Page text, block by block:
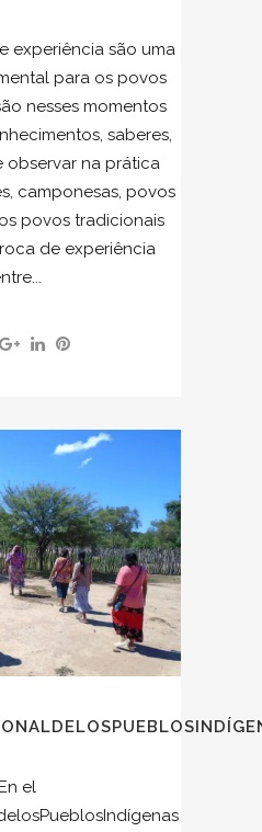
experiência são uma
para os povos
nesses momentos
saberes,
observar na prática
camponesas, povos
povos tradicionais
de experiência
el